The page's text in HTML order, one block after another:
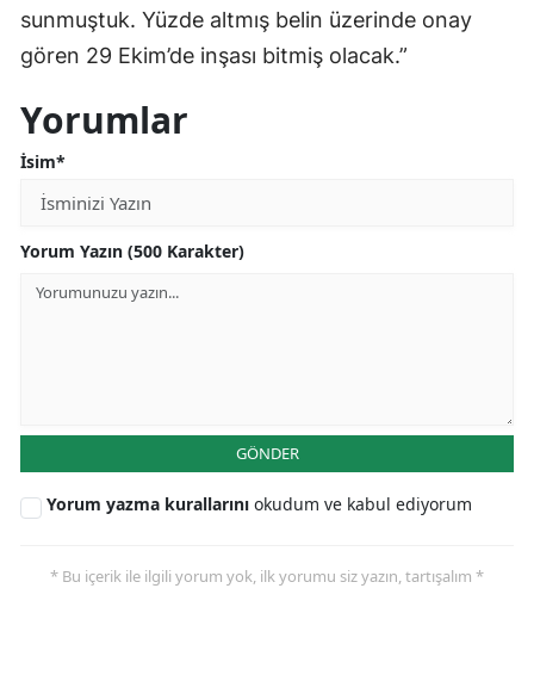
sunmuştuk. Yüzde altmış belin üzerinde onay
gören 29 Ekim’de inşası bitmiş olacak.”
Yorumlar
İsim*
Yorum Yazın (500 Karakter)
GÖNDER
Yorum yazma kurallarını okudum ve kabul ediyorum
* Bu içerik ile ilgili yorum yok, ilk yorumu siz yazın, tartışalım *